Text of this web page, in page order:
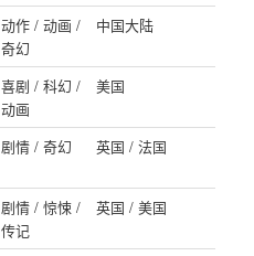
动作 / 动画 /
奇幻
中国大陆
喜剧 / 科幻 /
动画
美国
剧情 / 奇幻 英国 / 法国
剧情 / 惊悚 /
传记
英国 / 美国